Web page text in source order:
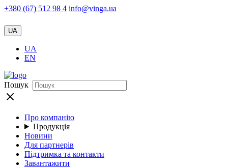
+380 (67) 512 98 4 info@vinga.ua
UA
UA
EN
Пошук
Про компанію
Продукція
Новини
Для партнерів
Підтримка та контакти
Завантажити